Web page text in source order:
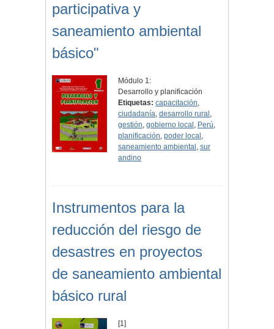
participativa y
saneamiento ambiental
básico"
Módulo 1:
Desarrollo y planificación
Etiquetas: capacitación,
ciudadanía,desarrollo rural ,
gestión,gobierno local , Perú,
planificación,poder local ,
saneamiento ambiental ,sur
andino
Instrumentos para la
reducción del riesgo de
desastres en proyectos
de saneamiento ambiental
básico rural
[1]